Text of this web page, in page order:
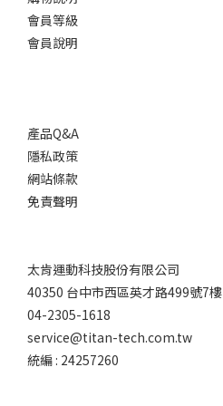
會員等級
會員說明
產品Q&A
隱私政策
網站條款
免責聲明
太肯運動科技股份有限公司
40350 台中市西區英才路499號7樓
04-2305-1618
service@titan-tech.com.tw
統編 : 24257260